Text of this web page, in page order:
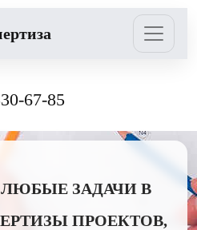
67-85
ЗАДАЧИ В
ПРОЕКТОВ,